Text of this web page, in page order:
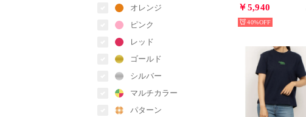
オレンジ
ピンク
レッド
ゴールド
シルバー
マルチカラー
パターン
￥5,940
40%